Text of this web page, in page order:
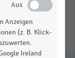
Anzeigen
(z. B. Klick-
Ireland